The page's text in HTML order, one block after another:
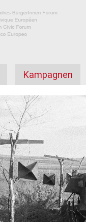
Kampagnen